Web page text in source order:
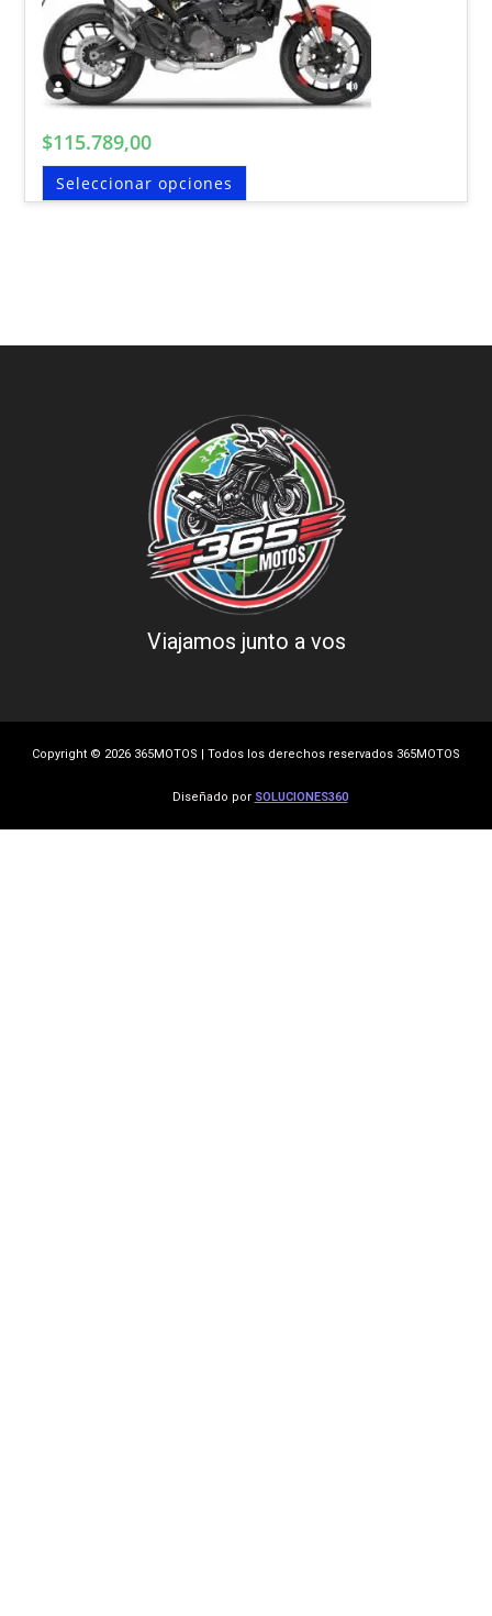
$115.789,00
Seleccionar opciones
Viajamos junto a vos
Copyright © 2026 365MOTOS | Todos los derechos reservados 365MOTOS
Diseñado por SOLUCIONES360